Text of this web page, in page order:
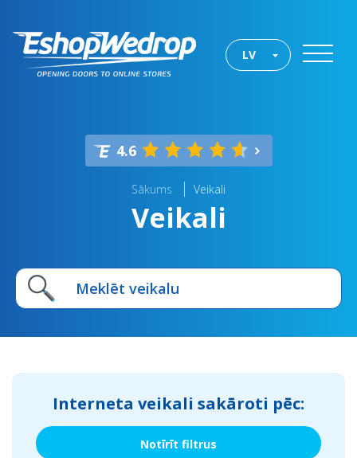
LV
4.6
Sākums Veikali
Veikali
Interneta veikali sakāroti pēc:
Notīrīt filtrus